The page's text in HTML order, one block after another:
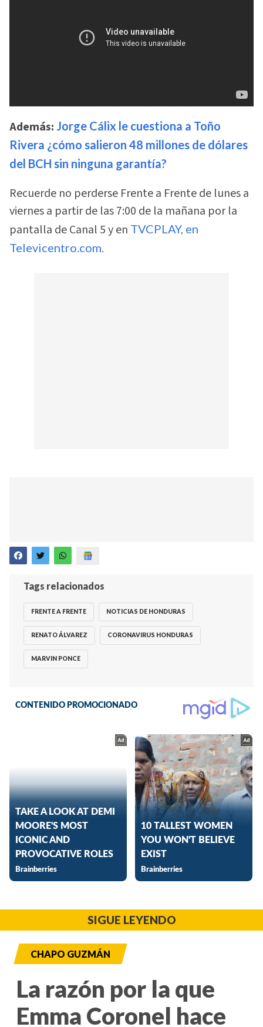
Además: Jorge Cálix le cuestiona a Toño
Rivera ¿cómo salieron 48 millones de dólares
del BCH sin ninguna garantía?
Recuerde no perderse Frente a Frente de lunes a
viernes a partir de las 7:00 de la mañana por la
pantalla de Canal 5 y en TVCPLAY, en
Televicentro.com.
Tags relacionados
FRENTE A FRENTE NOTICIAS DE HONDURAS
RENATO ÁLVAREZ CORONAVIRUS HONDURAS
MARVIN PONCE
SIGUE LEYENDO
CHAPO GUZMÁN
La razón por la que
Emma Coronel hace